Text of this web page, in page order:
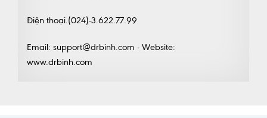
Điện thoại.(024)-3.622.77.99
Email: support@drbinh.com - Website:
www.drbinh.com